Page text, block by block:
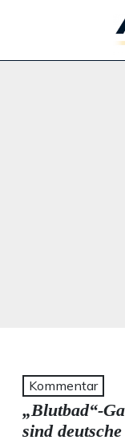
Kommentar
„Blutbad“-
sind